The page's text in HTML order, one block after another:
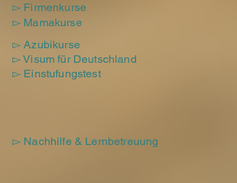
▻ Firmenkurse
▻ Mamakurse
▻ Azubikurse
▻ Visum für Deutschland
▻ Einstufungstest
▻ Nachhilfe & Lernbetreuung